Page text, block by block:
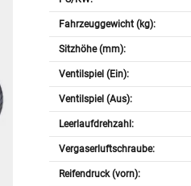
Fahrzeuggewicht (kg):
Sitzhöhe (mm):
Ventilspiel (Ein):
Ventilspiel (Aus):
Leerlaufdrehzahl:
Vergaserluftschraube:
Reifendruck (vorn):